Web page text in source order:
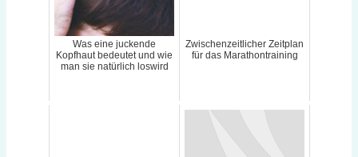
Was eine juckende
Kopfhaut bedeutet und wie
man sie natürlich loswird
Zwischenzeitlicher Zeitplan
für das Marathontraining